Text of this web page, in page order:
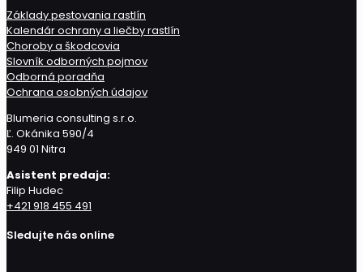
Základy pestovania rastlín
Kalendár ochrany a liečby rastlín
Choroby a škodcovia
Slovník odborných pojmov
Odborná poradňa
Ochrana osobných údajov
Blumeria consulting s.r.o.
Ľ. Okánika 590/4
949 01 Nitra
Asistent predaja:
Filip Hudec
+421 918 455 491
Sledujte nás online